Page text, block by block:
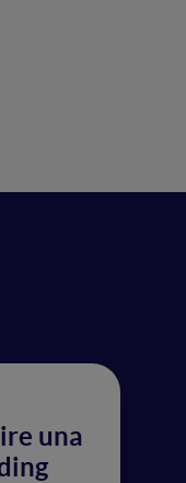
una